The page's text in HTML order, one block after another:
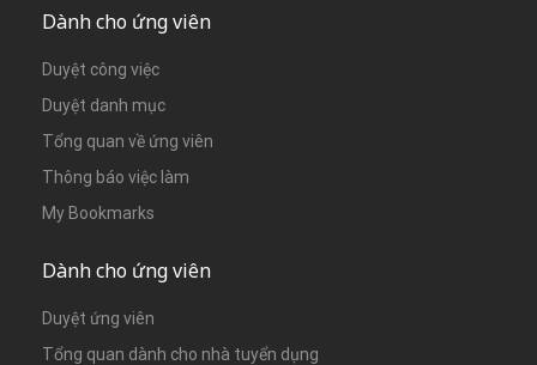
Dành cho ứng viên
Duyệt công việc
Duyệt danh mục
Tổng quan về ứng viên
Thông báo việc làm
My Bookmarks
Dành cho ứng viên
Duyệt ứng viên
Tổng quan dành cho nhà tuyển dụng